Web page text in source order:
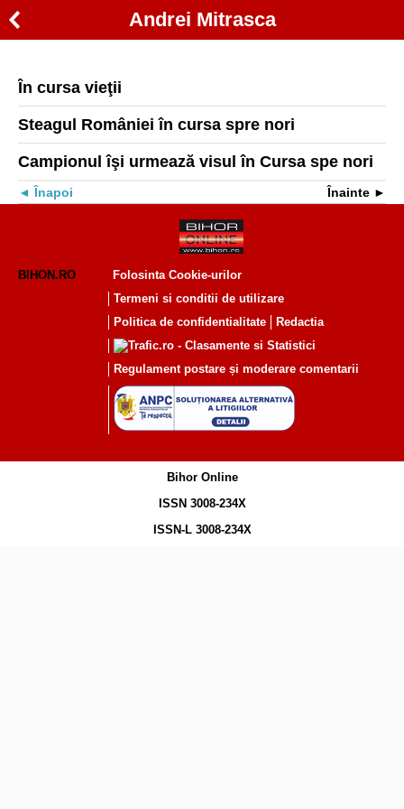
Andrei Mitrasca
În cursa vieţii
Steagul României în cursa spre nori
Campionul îşi urmează visul în Cursa spe nori
Înapoi Înainte
BIHON.RO
Folosinta Cookie-urilor
Termeni si conditii de utilizare
Politica de confidentialitate
Redactia
Regulament postare și moderare comentarii
Bihor Online
ISSN 3008-234X
ISSN-L 3008-234X